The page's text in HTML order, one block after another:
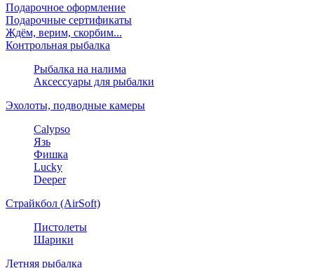
Подарочное оформление
Подарочные сертификаты
Ждём, верим, скорбим...
Контрольная рыбалка
Рыбалка на налима
Аксессуары для рыбалки
Эхолоты, подводные камеры
Calypso
Язь
Фишка
Lucky
Deeper
Страйкбол (AirSoft)
Пистолеты
Шарики
Летняя рыбалка